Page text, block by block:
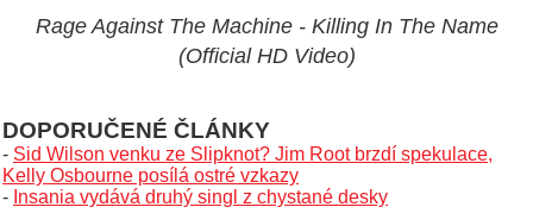
Rage Against The Machine - Killing In The Name
(Official HD Video)
DOPORUČENÉ ČLÁNKY
- Sid Wilson venku ze Slipknot? Jim Root brzdí spekulace,
Kelly Osbourne posílá ostré vzkazy
- Insania vydává druhý singl z chystané desky